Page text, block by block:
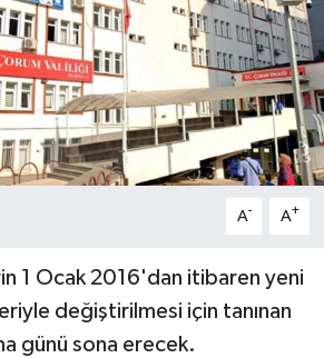
A- A+
1 Ocak 2016'dan itibaren yeni
değiştirilmesi için tanınan
günü sona erecek.